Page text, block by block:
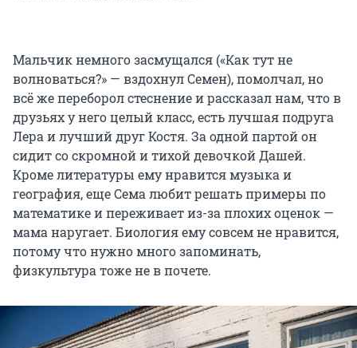
Мальчик немного засмущался («Как тут не
волноваться?» — вздохнул Семен), помолчал, но
всё же переборол стеснение и рассказал нам, что в
друзьях у него целый класс, есть лучшая подруга
Лера и лучший друг Костя. За одной партой он
сидит со скромной и тихой девочкой Дашей.
Кроме литературы ему нравится музыка и
география, еще Сема любит решать примеры по
математике и переживает из-за плохих оценок —
мама наругает. Биология ему совсем не нравится,
потому что нужно много запоминать,
физкультура тоже не в почете.